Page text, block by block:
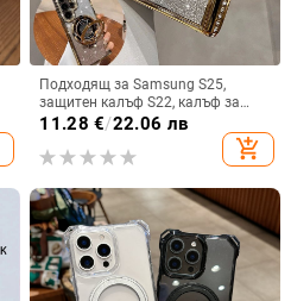
Подходящ за Samsung S25,
защитен калъф S22, калъф за
мобилен телефон Edge Drill, S24,
прозрачен магнитен държач със
стрази A56, брокат против
11.28 €/22.06 лв
add_shopping_cart